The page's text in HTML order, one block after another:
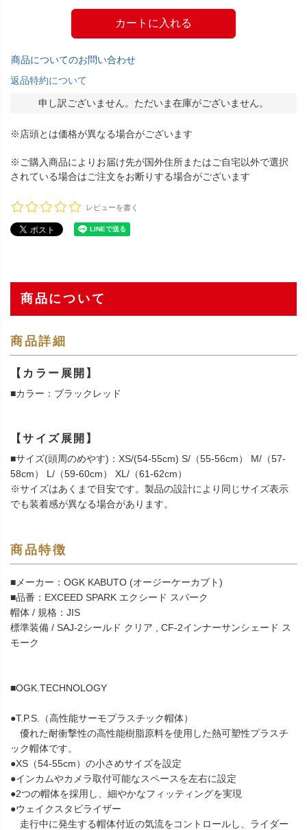
カートに入れる
商品についてのお問い合わせ
返品特約について
申し訳ございません。ただいま在庫がございません。
※店頭とは価格が異なる場合がございます
※ご購入商品によりお届け先が国外住所またはご自宅以外で選択
されている場合はご注文をお断りする場合がございます
レビューを書く
商品について
商品詳細
【カラー展開】
■カラー：ブラックレッド
【サイズ展開】
■サイズ(頭周のめやす)：XS/(54-55cm) S/（55-56cm） M/（57-
58cm） L/（59-60cm） XL/（61-62cm）
※サイズはあくまで目安です。製品の設計により同じサイズ表示
でも装着感が異なる場合があります。
商品特徴
■メーカー：OGK KABUTO (オージーケーカブト)
■品番：EXCEED SPARK エクシード スパーク
帽体 / 規格：JIS
標準装備 / SAJ-2シールド クリア , CF-2インナーサンシェード ス
モーク
■OGK.TECHNOLOGY
●T.P.S.（高性能サーモプラスチック帽体）
優れた耐衝撃性の高性能樹脂原料を使用した熱可塑性プラスチ
ック帽体です。
●XS（54-55cm）の小さめサイズを設定
●インカムやカメラ取付可能なスペースを左右に設定
●2つの帽体を採用し、細やかなフィッティングを実現
●ウェイクスタビライザー
走行中に発生する帽体付近の気流をコントロールし、ライダー